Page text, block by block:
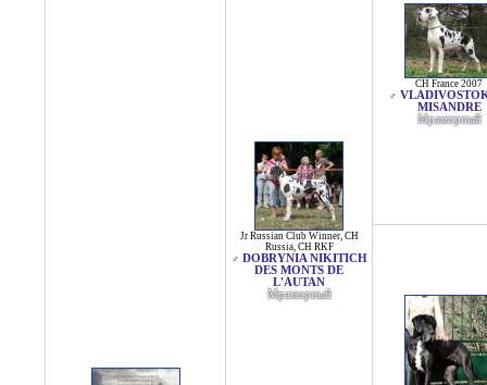
Jr Russian Club Winner, CH
Russia, CH RKF
♂ DOBRYNIA NIKITICH
DES MONTS DE
L'AUTAN
Мраморный
CH France 2007
♂
MISANDRE
Мраморный